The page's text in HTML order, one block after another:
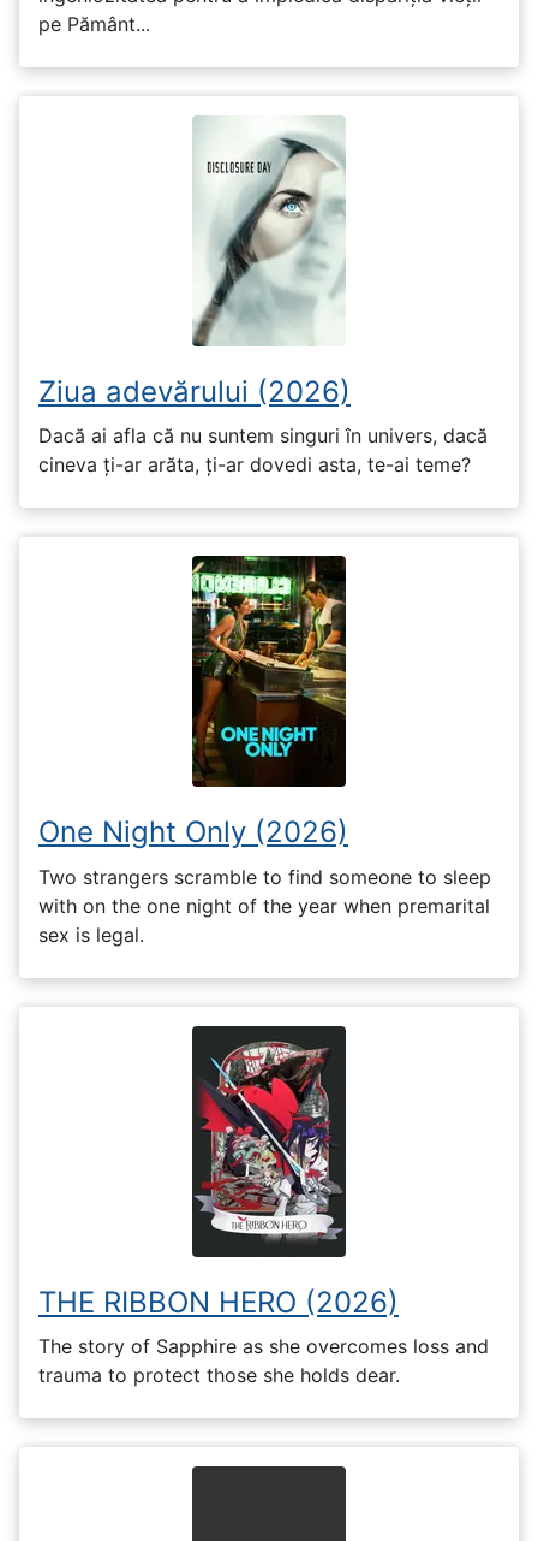
pe Pământ...
Ziua adevărului (2026)
Dacă ai afla că nu suntem singuri în univers, dacă
cineva ți-ar arăta, ți-ar dovedi asta, te-ai teme?
One Night Only (2026)
Two strangers scramble to find someone to sleep
with on the one night of the year when premarital
sex is legal.
THE RIBBON HERO (2026)
The story of Sapphire as she overcomes loss and
trauma to protect those she holds dear.